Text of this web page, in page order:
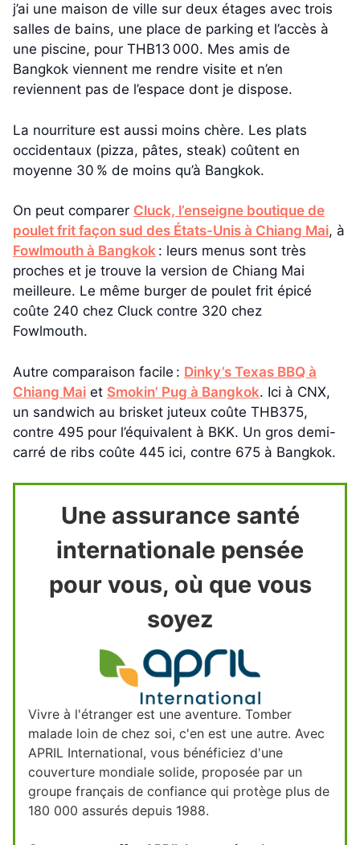
j’ai une maison de ville sur deux étages avec trois
salles de bains, une place de parking et l’accès à
une piscine, pour THB13 000. Mes amis de
Bangkok viennent me rendre visite et n’en
reviennent pas de l’espace dont je dispose.
La nourriture est aussi moins chère. Les plats
occidentaux (pizza, pâtes, steak) coûtent en
moyenne 30 % de moins qu’à Bangkok.
On peut comparer Cluck, l’enseigne boutique de
poulet frit façon sud des États-Unis à Chiang Mai, à
Fowlmouth à Bangkok : leurs menus sont très
proches et je trouve la version de Chiang Mai
meilleure. Le même burger de poulet frit épicé
coûte 240 chez Cluck contre 320 chez
Fowlmouth.
Autre comparaison facile : Dinky’s Texas BBQ à
Chiang Mai et Smokin’ Pug à Bangkok. Ici à CNX,
un sandwich au brisket juteux coûte THB375,
contre 495 pour l’équivalent à BKK. Un gros demi-
carré de ribs coûte 445 ici, contre 675 à Bangkok.
Une assurance santé
internationale pensée
pour vous, où que vous
soyez
Vivre à l'étranger est une aventure. Tomber
malade loin de chez soi, c'en est une autre. Avec
APRIL International, vous bénéficiez d'une
couverture mondiale solide, proposée par un
groupe français de confiance qui protège plus de
180 000 assurés depuis 1988.